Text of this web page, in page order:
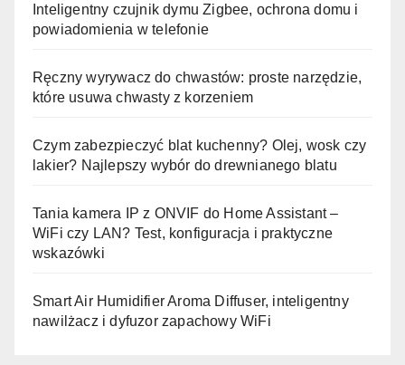
Inteligentny czujnik dymu Zigbee, ochrona domu i
powiadomienia w telefonie
Ręczny wyrywacz do chwastów: proste narzędzie,
które usuwa chwasty z korzeniem
Czym zabezpieczyć blat kuchenny? Olej, wosk czy
lakier? Najlepszy wybór do drewnianego blatu
Tania kamera IP z ONVIF do Home Assistant –
WiFi czy LAN? Test, konfiguracja i praktyczne
wskazówki
Smart Air Humidifier Aroma Diffuser, inteligentny
nawilżacz i dyfuzor zapachowy WiFi